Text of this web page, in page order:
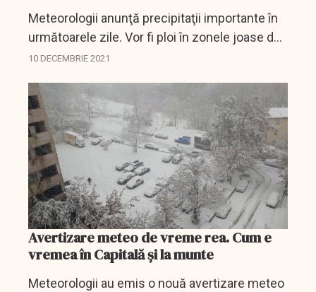
Meteorologii anunţă precipitaţii importante în
următoarele zile. Vor fi ploi în zonele joase de
relief, dar şi ninsori şi viscol în zonele mai
10 DECEMBRIE 2021
Avertizare meteo de vreme rea. Cum e
vremea în Capitală și la munte
Meteorologii au emis o nouă avertizare meteo